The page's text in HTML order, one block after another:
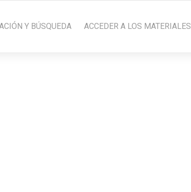
Y BÚSQUEDA ACCEDER A LOS MATERIALES